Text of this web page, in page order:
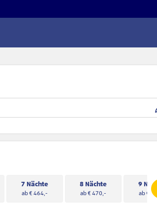
7 Nächte
ab € 464,-
8 Nächte
ab € 470,-
9
ab €